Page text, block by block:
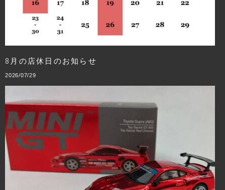
8月の店休日のお知らせ
2026/07/29